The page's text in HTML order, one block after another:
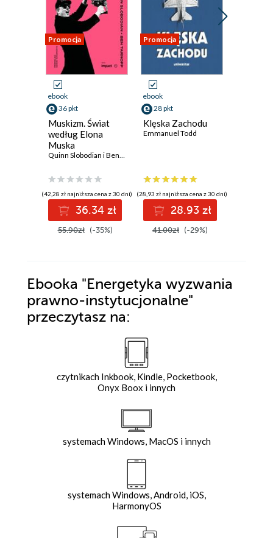
Promocja
ebook
36 pkt
Muskizm. Świat
według Elona
Muska
Quinn Slobodian i Ben Tarnoff
(42,28 zł najniższa cena z 30 dni)
36.34 zł
55.90zł (-35%)
Promocja
ebook
28 pkt
Klęska Zachodu
Emmanuel Todd
(28,93 zł najniższa cena z 30 dni)
28.93 zł
41.00zł (-29%)
Ebooka "Energetyka wyzwania
prawno-instytucjonalne"
przeczytasz na:
czytnikach Inkbook, Kindle, Pocketbook,
Onyx Boox i innych
systemach Windows, MacOS i innych
systemach Windows, Android, iOS,
HarmonyOS